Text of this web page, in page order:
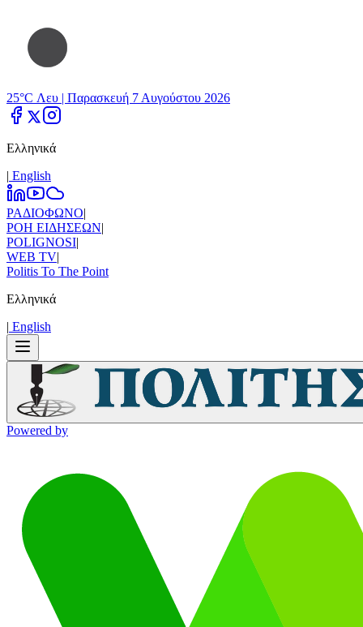
25°C Λευ | Παρασκευή 7 Αυγούστου 2026
Ελληνικά
| Εnglish
ΡΑΔΙΟΦΩΝΟ|
ΡΟΗ ΕΙΔΗΣΕΩΝ|
POLIGNOSI|
WEB TV|
Politis To The Point
Ελληνικά
| Εnglish
Powered by